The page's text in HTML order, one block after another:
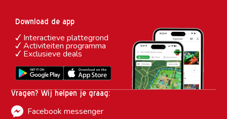
Vragen? Wij helpen je graag:
Facebook messenger
Download de app
Interactieve plattegrond
Activiteiten programma
Exclusieve deals